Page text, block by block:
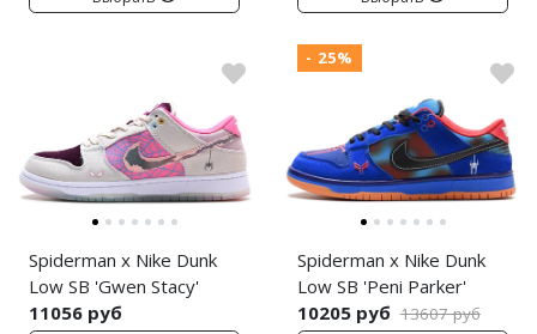
Spiderman x Nike Dunk
Low SB 'Gwen Stacy'
11056 руб
- 25%
Spiderman x Nike Dunk
Low SB 'Peni Parker'
10205 руб 13607 руб